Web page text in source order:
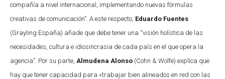
compañía a nivel internacional, implementando nuevas fórmulas
creativas de comunicación”. A este respecto, Eduardo Fuentes
(Grayling España) añade que debe tener una “visión holística de las
necesidades, cultura e idiosincrasia de cada país en el que opera la
agencia”. Por su parte, Almudena Alonso (Cohn & Wolfe) explica que
hay que tener capacidad para «trabajar bien alineados en red con las